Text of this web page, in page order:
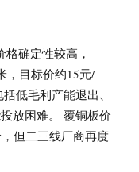
确定性较高，
，目标价约15元/
低毛利产能退出、
放困难。 覆铜板价
但二三线厂商再度
价：电子布、覆铜板与